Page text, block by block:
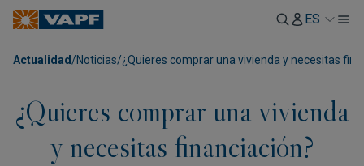
ES
Actualidad /Noticias/¿Quieres comprar una vivienda y necesitas
¿Quieres comprar una vivienda
y necesitas financiación?